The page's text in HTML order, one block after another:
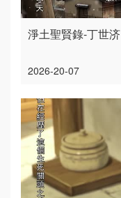
淨土聖賢錄-丁世济
2026-20-07